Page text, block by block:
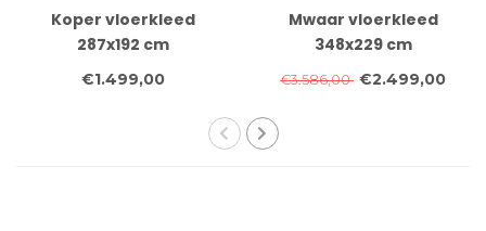
Koper vloerkleed
287x192 cm
€1.499,00
Mwaar vloerkleed
348x229 cm
€3.586,00 €2.499,00